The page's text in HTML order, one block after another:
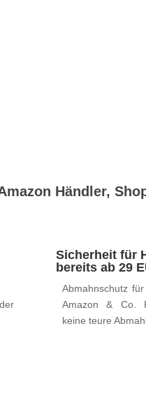
Händler,
Sicherheit für
bereits ab 29
Abmahnschutz
Amazon & Co.
keine teure